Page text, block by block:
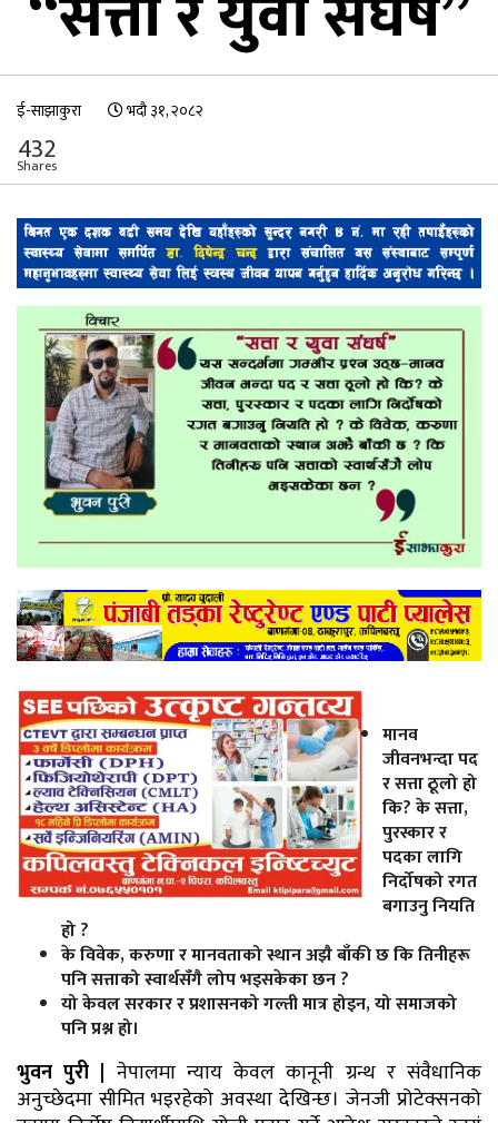
ई-साझाकुरा भदौ ३१, २०८२
432
Shares
मानव
जीवनभन्दा पद
र सत्ता ठूलो हो
कि? के सत्ता,
पुरस्कार र
पदका लागि
निर्दोषको रगत
बगाउनु नियति
हो ?
के विवेक, करुणा र मानवताको स्थान अझै बाँकी छ कि तिनीहरू
पनि सत्ताको स्वार्थसँगै लोप भइसकेका छन ?
यो केवल सरकार र प्रशासनको गल्ती मात्र होइन, यो समाजको
पनि प्रश्न हो।
भुवन पुरी | नेपालमा न्याय केवल कानूनी ग्रन्थ र संवैधानिक
अनुच्छेदमा सीमित भइरहेको अवस्था देखिन्छ। जेनजी प्रोटेक्सनको